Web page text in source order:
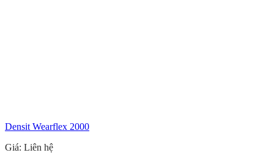
Densit Wearflex 2000
Giá: Liên hệ